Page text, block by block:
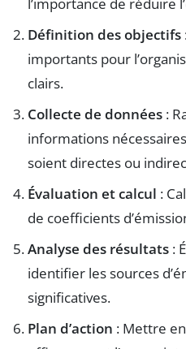
l’importance de réduire
Définition des objectifs
importants pour
clairs.
Collecte de données :
informations
soient directes ou
Évaluation et calcul :
de coefficients
Analyse des résultats :
identifier les sources
significatives.
Plan d’action : Mettre